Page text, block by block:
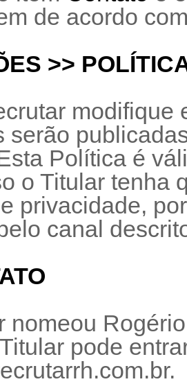
de acordo
>>
modifique
serão
Política é
o Titular tenha
privacidade,
canal
nomeou
pode